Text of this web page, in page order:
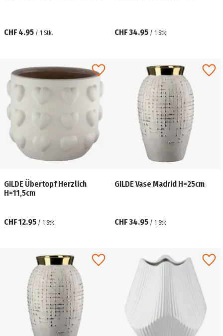
CHF 4.95 / 1 Stk. CHF 34.95 / 1 Stk.
GILDE Übertopf Herzlich
H=11,5cm
CHF 12.95 / 1 Stk.
GILDE Vase Madrid H=25cm
CHF 34.95 / 1 Stk.